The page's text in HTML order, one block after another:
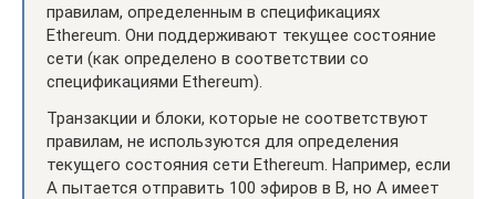
правилам, определенным в спецификациях
Ethereum. Они поддерживают текущее состояние
сети (как определено в соответствии со
спецификациями Ethereum).
Транзакции и блоки, которые не соответствуют
правилам, не используются для определения
текущего состояния сети Ethereum. Например, если
A пытается отправить 100 эфиров в B, но A имеет